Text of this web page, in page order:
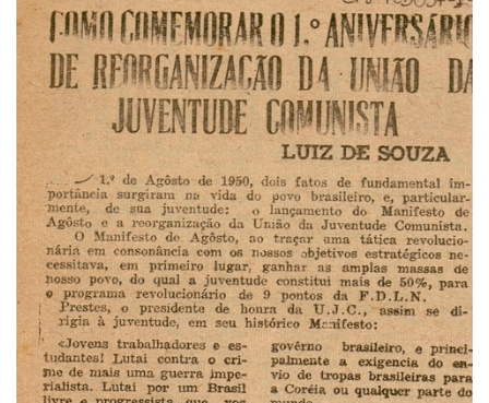
Pós-Doutorado
Pesquisador Colaborador
Iniciação Científica
Pré-Iniciação Científica
GIP
Pró-Reitoria de Pesquisa e Inovação
LABIEB
Extensão
Cursos
Criação de Curso
Isenção